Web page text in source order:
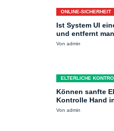
ONLINE-SICHERHEIT
Ist System UI
und entfernt
Von admin
ELTERLICHE
Können sanfte
Kontrolle Hand
Von admin